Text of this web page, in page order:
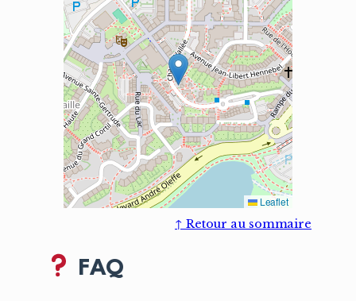
Leaflet
↑ Retour au sommaire
FAQ